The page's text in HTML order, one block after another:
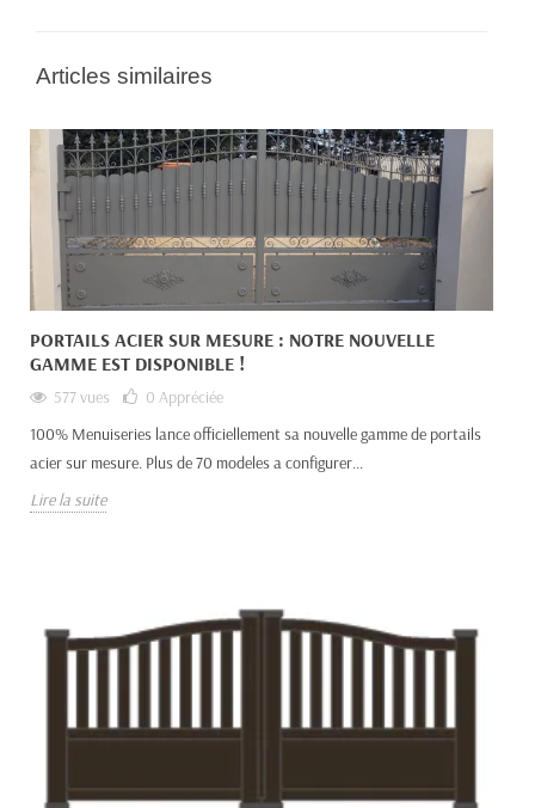
Articles similaires
PORTAILS ACIER SUR MESURE : NOTRE NOUVELLE
GAMME EST DISPONIBLE !
577 vues 0 Appréciée
100% Menuiseries lance officiellement sa nouvelle gamme de portails
acier sur mesure. Plus de 70 modeles a configurer...
Lire la suite